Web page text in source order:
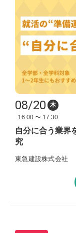
08/20
木
16:00 〜 17:30
自分に合う業界
究
東急建設株式会社